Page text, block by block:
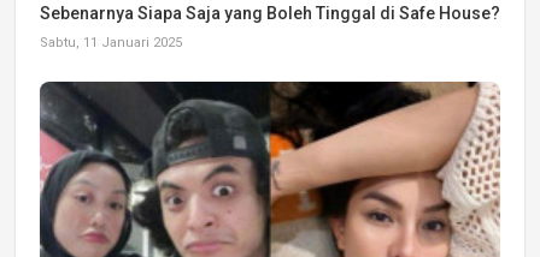
Sebenarnya Siapa Saja yang Boleh Tinggal di Safe House?
Sabtu, 11 Januari 2025